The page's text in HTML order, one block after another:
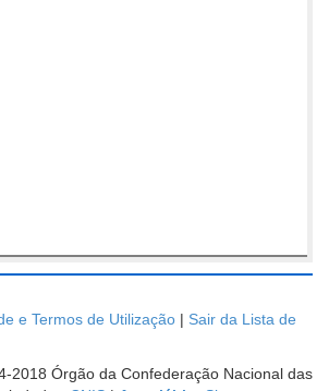
e Termos de Utilização | Sair da Lista de
2018 Órgão da Confederação Nacional das